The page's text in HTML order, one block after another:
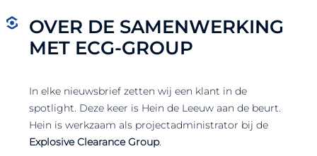
OVER DE SAMENWERKING
MET ECG-GROUP
In elke nieuwsbrief zetten wij een klant in de
spotlight. Deze keer is Hein de Leeuw aan de beurt.
Hein is werkzaam als projectadministrator bij de
Explosive Clearance Group.